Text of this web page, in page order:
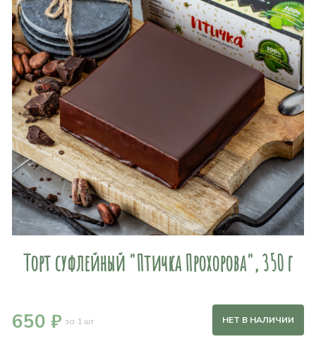
Торт суфлейный "Птичка Прохорова", 350 г
650 ₽ за 1 шт НЕТ В НАЛИЧИИ